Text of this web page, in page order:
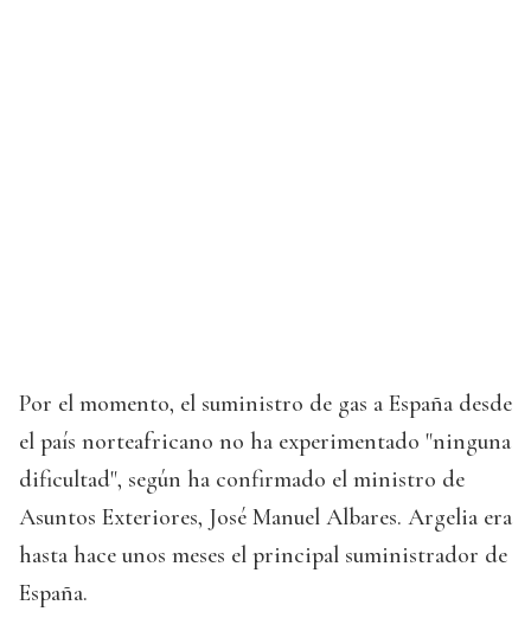
Por el momento, el suministro de gas a España desde
el país norteafricano no ha experimentado "ninguna
dificultad", según ha confirmado el ministro de
Asuntos Exteriores, José Manuel Albares. Argelia era
hasta hace unos meses el principal suministrador de
España.